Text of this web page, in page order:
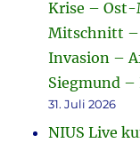
Krise – Ost-
Mitschnitt –
Invasion –
Siegmund
31. Juli 2026
NIUS Live